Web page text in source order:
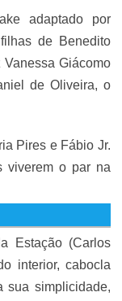
adaptado por
de Benedito
Giácomo
de Oliveira, o
Pires e Fábio Jr.
viverem o par na
Estação (Carlos
interior, cabocla
sua simplicidade,